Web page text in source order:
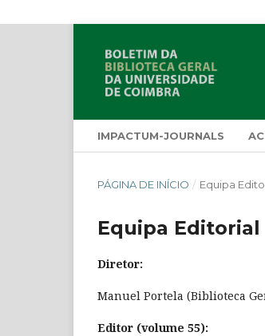
IMPACTUM-JOURNALS
PÁGINA DE INÍCIO / Equipa
Equipa Editorial
Diretor:
Manuel Portela (Biblioteca
Editor (volume 55):